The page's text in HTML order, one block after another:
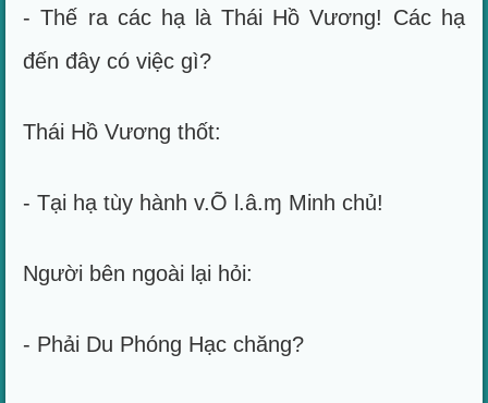
- Thế ra các hạ là Thái Hồ Vương! Các hạ
đến đây có việc gì?
Thái Hồ Vương thốt:
- Tại hạ tùy hành v.Õ l.â.ɱ Minh chủ!
Người bên ngoài lại hỏi:
- Phải Du Phóng Hạc chăng?